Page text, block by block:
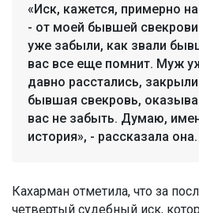
«Иск, кажется, примерно
- от моей бывшей
уже забыли, как звали
вас все еще помнит. Муж
давно расстались,
бывшая свекровь,
вас не забыть. Думаю,
история», - рассказала она.
Кахарман отметила, что за
четвертый судебный иск,